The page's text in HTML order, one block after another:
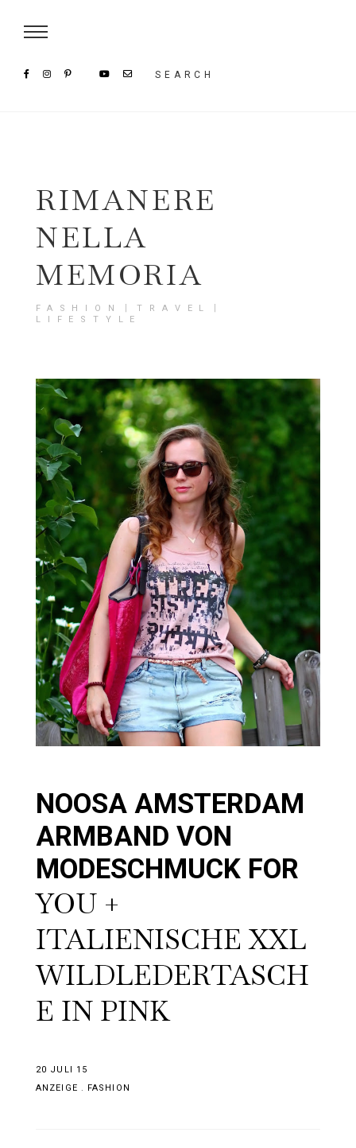
SEARCH
RIMANERE
NELLA
MEMORIA
FASHION〡TRAVEL〡
LIFESTYLE
NOOSA AMSTERDAM
ARMBAND VON
MODESCHMUCK FOR
YOU +
ITALIENISCHE XXL
WILDLEDERTASCH
E IN PINK
20 JULI 15
ANZEIGE . FASHION